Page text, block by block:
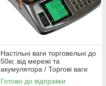
Настільні ваги торговельні до
50кг, від мережі та
акумулятора / Торгові ваги
електронні / Ваги для торгівлі
Готово до відправки